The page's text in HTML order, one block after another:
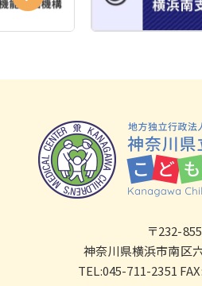
〒232-
神奈川県横浜市南区
TEL:045-711-2351